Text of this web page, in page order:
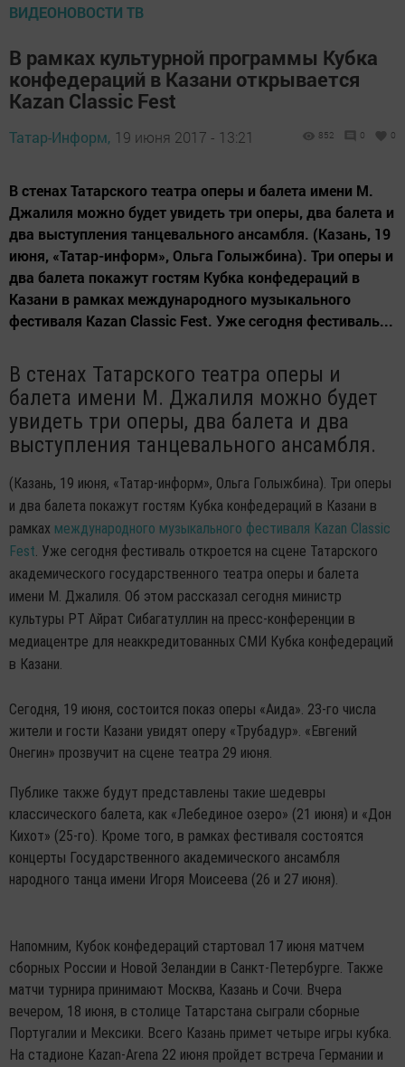
ВИДЕОНОВОСТИ ТВ
В рамках культурной программы Кубка
конфедераций в Казани открывается
Kazan Classic Fest
Татар-Информ, 19 июня 2017 - 13:21 852 0 0
В стенах Татарского театра оперы и балета имени М.
Джалиля можно будет увидеть три оперы, два балета и
два выступления танцевального ансамбля. (Казань, 19
июня, «Татар-информ», Ольга Голыжбина). Три оперы и
два балета покажут гостям Кубка конфедераций в
Казани в рамках международного музыкального
фестиваля Kazan Classic Fest. Уже сегодня фестиваль...
В стенах Татарского театра оперы и
балета имени М. Джалиля можно будет
увидеть три оперы, два балета и два
выступления танцевального ансамбля.
(Казань, 19 июня, «Татар-информ», Ольга Голыжбина). Три оперы
и два балета покажут гостям Кубка конфедераций в Казани в
рамках международного музыкального фестиваля Kazan Classic
Fest. Уже сегодня фестиваль откроется на сцене Татарского
академического государственного театра оперы и балета
имени М. Джалиля. Об этом рассказал сегодня министр
культуры РТ Айрат Сибагатуллин на пресс-конференции в
медиацентре для неаккредитованных СМИ Кубка конфедераций
в Казани.
Сегодня, 19 июня, состоится показ оперы «Аида». 23-го числа
жители и гости Казани увидят оперу «Трубадур». «Евгений
Онегин» прозвучит на сцене театра 29 июня.
Публике также будут представлены такие шедевры
классического балета, как «Лебединое озеро» (21 июня) и «Дон
Кихот» (25-го). Кроме того, в рамках фестиваля состоятся
концерты Государственного академического ансамбля
народного танца имени Игоря Моисеева (26 и 27 июня).
Напомним, Кубок конфедераций стартовал 17 июня матчем
сборных России и Новой Зеландии в Санкт-Петербурге. Также
матчи турнира принимают Москва, Казань и Сочи. Вчера
вечером, 18 июня, в столице Татарстана сыграли сборные
Португалии и Мексики. Всего Казань примет четыре игры кубка.
На стадионе Kazan-Arena 22 июня пройдет встреча Германии и